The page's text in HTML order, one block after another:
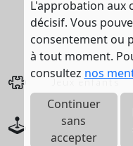
L'approbation aux
décisif. Vous
consentement ou
à tout moment.
consultez nos
Continuer
sans
accepter
Jeux enfants
Salle de jeux